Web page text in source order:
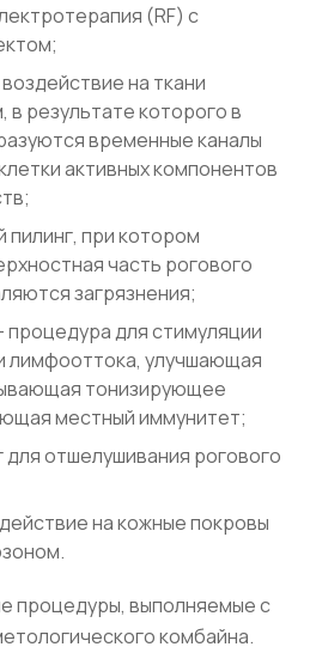
(RF) с
на ткани
результате которого в
временные каналы
активных компонентов
пилинг, при котором
часть рогового
загрязнения;
процедура для стимуляции
лимфооттока, улучшающая
тонизирующее
местный иммунитет;
для отшелушивания рогового
на кожные покровы
процедуры, выполняемые с
комбайна.